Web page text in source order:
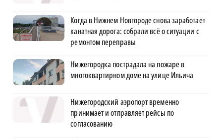
Когда в Нижнем Новгороде снова заработает
канатная дорога: собрали всё о ситуации с
ремонтом переправы
Нижегородка пострадала на пожаре в
многоквартирном доме на улице Ильича
Нижегородский аэропорт временно
принимает и отправляет рейсы по
согласованию